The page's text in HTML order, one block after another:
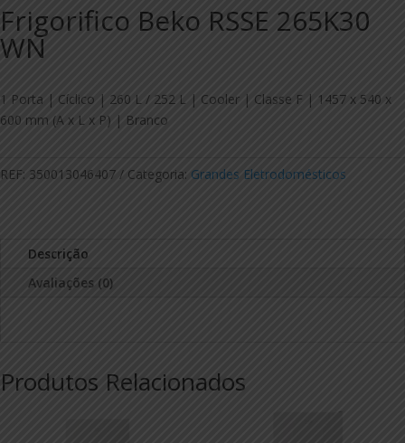
Frigorifico Beko RSSE 265K30
WN
1 Porta | Cíclico | 260 L / 252 L | Cooler | Classe F | 1457 x 540 x
600 mm (A x L x P) | Branco
REF: 350013046407 Categoria: Grandes Eletrodomésticos
Descrição
Avaliações (0)
Produtos Relacionados